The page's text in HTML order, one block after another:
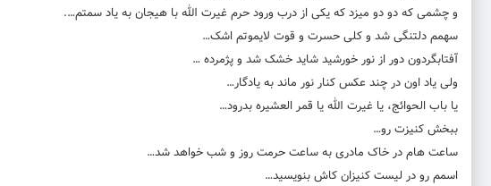
و چشمی که دو دو میزد که یکی از درب ورود حرم غیرت الله با هیجان به یاد سمتم….
سهمم دلتنگی شد و کلی حسرت و قوت لایموتم اشک…
آفتابگردون دور از نور خورشید شاید خشک شد و پژمرده …
ولی یاد اون در چند عکس کنار نور ماند به یادگار…
یا باب الحوائج، یا غیرت الله یا قمر العشیره بدرود…
ببخش کنیزت رو…
ساعت هام در خاک مادری به ساعت حرمت روز و شب خواهد شد…
اسمم رو در لیست کنیزان کاش بنویسید…